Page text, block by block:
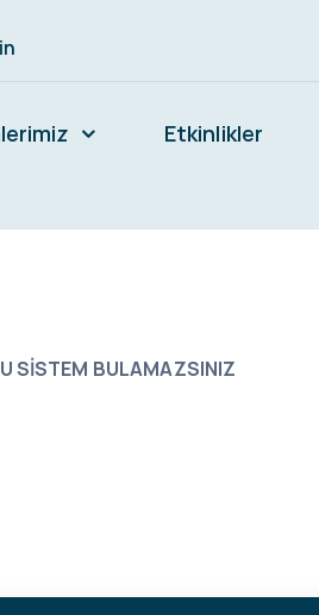
Etkinlikler
SİSTEM BULAMAZSINIZ